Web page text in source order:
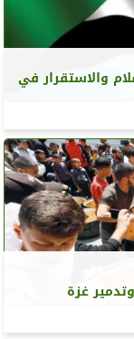
والاستقرار في
غزة